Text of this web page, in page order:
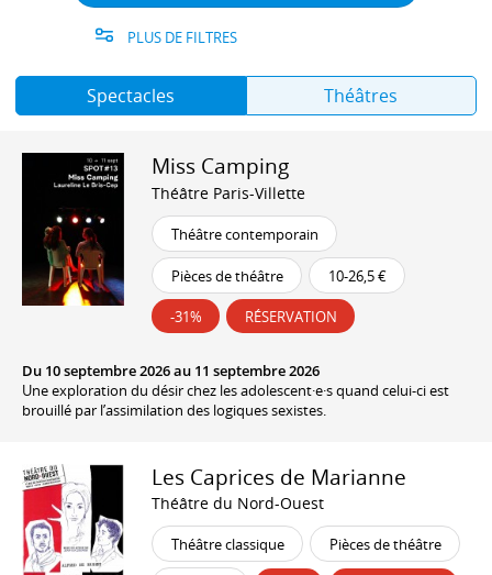
PLUS DE FILTRES
Spectacles Théâtres
Miss Camping
Théâtre Paris-Villette
Théâtre contemporain
Pièces de théâtre 10-26,5 €
-31% RÉSERVATION
Du 10 septembre 2026 au 11 septembre 2026
Une exploration du désir chez les adolescent·e·s quand celui-ci est
brouillé par l’assimilation des logiques sexistes.
Les Caprices de Marianne
Théâtre du Nord-Ouest
Théâtre classique Pièces de théâtre